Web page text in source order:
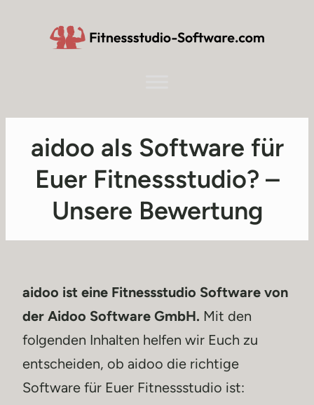
aidoo als Software für
Euer Fitnessstudio? –
Unsere Bewertung
aidoo ist eine Fitnessstudio Software von
der Aidoo Software GmbH. Mit den
folgenden Inhalten helfen wir Euch zu
entscheiden, ob aidoo die richtige
Software für Euer Fitnessstudio ist: